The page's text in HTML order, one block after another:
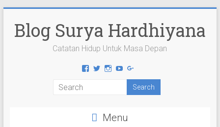
content
Blog Surya Hardhiyana
Catatan Hidup Untuk Masa Depan
ViewViewViewView
profileprofile
on
Menu